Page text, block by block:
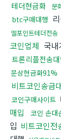
테더현금화 문
btc구매대행
엘포인트테더전송
코인업체 국
트론리플전송대
문상현금화91%
비트코인송금
코인구매사이트
매입
코인 손대
입 비트코인전